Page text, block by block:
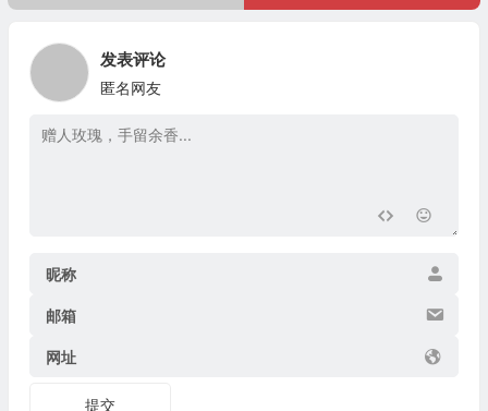
发表评论
匿名网友
昵称
邮箱
网址
提交